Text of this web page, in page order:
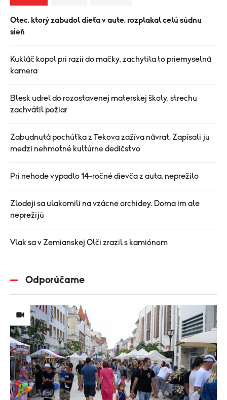
Otec, ktorý zabudol dieťa v aute, rozplakal celú súdnu
sieň
Kukláč kopol pri razii do mačky, zachytila to priemyselná
kamera
Blesk udrel do rozostavenej materskej školy, strechu
zachvátil požiar
Zabudnutá pochúťka z Tekova zažíva návrat. Zapísali ju
medzi nehmotné kultúrne dedičstvo
Pri nehode vypadlo 14-ročné dievča z auta, neprežilo
Zlodeji sa ulakomili na vzácne orchidey. Doma im ale
neprežijú
Vlak sa v Zemianskej Olči zrazil s kamiónom
Odporúčame